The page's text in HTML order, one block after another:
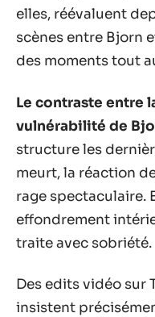
elles, réévaluent
scènes entre Bjorn
des moments tout
Le contraste entre
vulnérabilité de
structure les
meurt, la réaction
rage spectaculaire.
effondrement
traite avec sobriété.
Des edits vidéo sur
insistent